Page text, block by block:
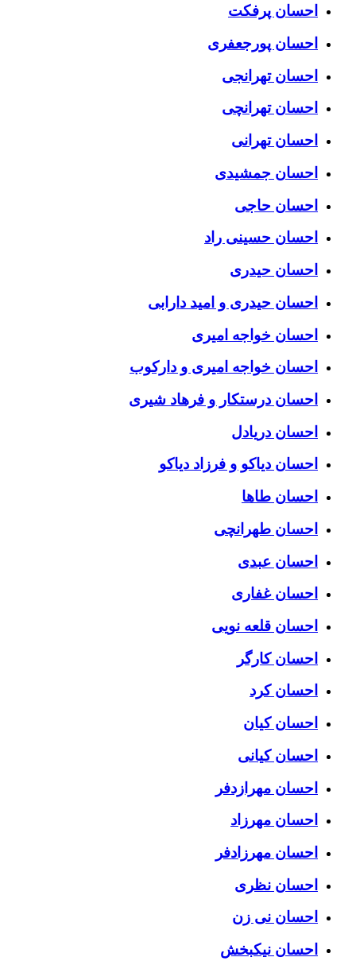
احسان پرفکت
احسان پورجعفری
احسان تهرانجی
احسان تهرانچی
احسان تهرانی
احسان جمشیدی
احسان حاجی
احسان حسینی راد
احسان حیدری
احسان حیدری و امید دارابی
احسان خواجه امیری
احسان خواجه امیری و دارکوب
احسان درستكار و فرهاد شيرى
احسان دریادل
احسان دیاکو و فرزاد دیاکو
احسان طاها
احسان طهرانچی
احسان عبدی
احسان غفاری
احسان قلعه نویی
احسان کارگر
احسان کرد
احسان کیان
احسان کیانی
احسان مهرازدفر
احسان مهرزاد
احسان مهرزادفر
احسان نظری
احسان نی زن
احسان نیکبخش